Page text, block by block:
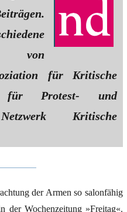
von
für Kritische
für Protest- und
Kritische
der Armen so salonfähig
der Wochenzeitung »Freitag«.